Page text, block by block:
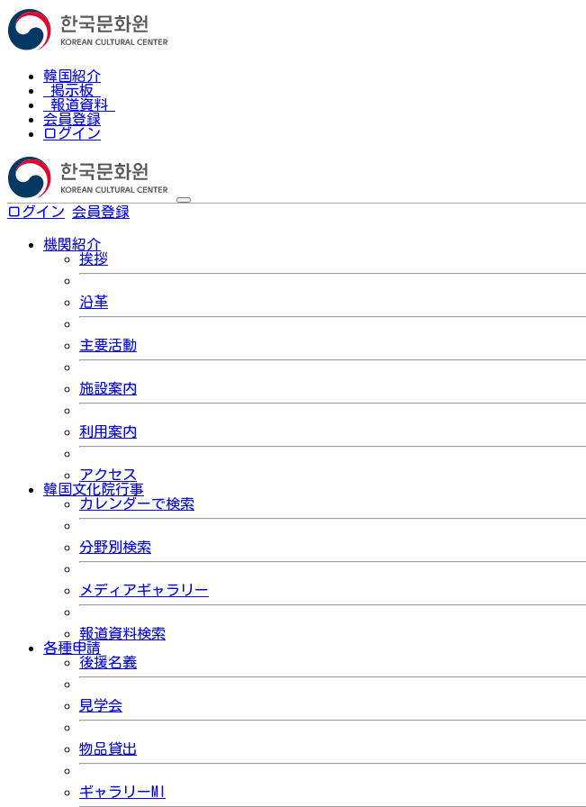
韓国紹介
掲示板
報道資料
会員登録
ログイン
ログイン 会員登録
機関紹介
挨拶
沿革
主要活動
施設案内
利用案内
アクセス
韓国文化院行事
カレンダーで検索
分野別検索
メディアギャラリー
報道資料検索
各種申請
後援名義
見学会
物品貸出
ギャラリーMI